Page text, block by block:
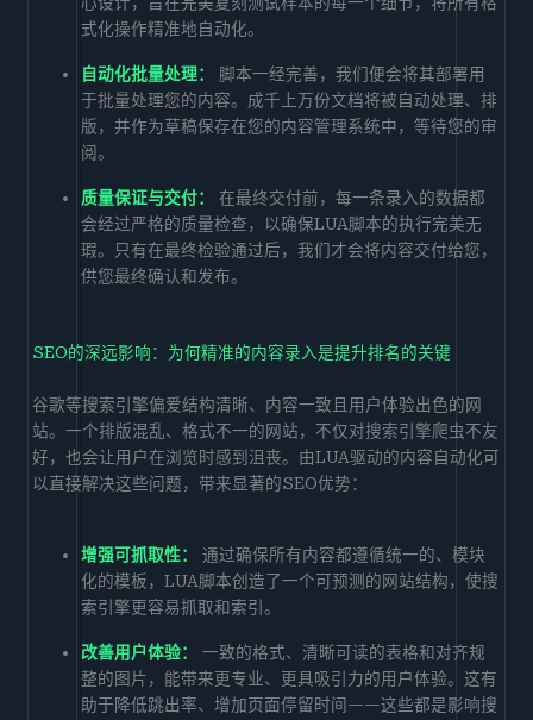
式化操作精准地自动化。
自动化批量处理：
脚本一经完善，我们便会将其部署用
于批量处理您的内容。成千上万份文档将被自动处理、排
版，并作为草稿保存在您的内容管理系统中，等待您的审
阅。
质量保证与交付：
在最终交付前，每一条录入的数据都
会经过严格的质量检查，以确保LUA脚本的执行完美无
瑕。只有在最终检验通过后，我们才会将内容交付给您，
供您最终确认和发布。
SEO的深远影响：为何精准的内容录入是提升排名的关键
谷歌等搜索引擎偏爱结构清晰、内容一致且用户体验出色的网
站。一个排版混乱、格式不一的网站，不仅对搜索引擎爬虫不友
好，也会让用户在浏览时感到沮丧。由LUA驱动的内容自动化可
以直接解决这些问题，带来显著的SEO优势：
增强可抓取性：
通过确保所有内容都遵循统一的、模块
化的模板，LUA脚本创造了一个可预测的网站结构，使搜
索引擎更容易抓取和索引。
改善用户体验：
一致的格式、清晰可读的表格和对齐规
整的图片，能带来更专业、更具吸引力的用户体验。这有
助于降低跳出率、增加页面停留时间——这些都是影响搜